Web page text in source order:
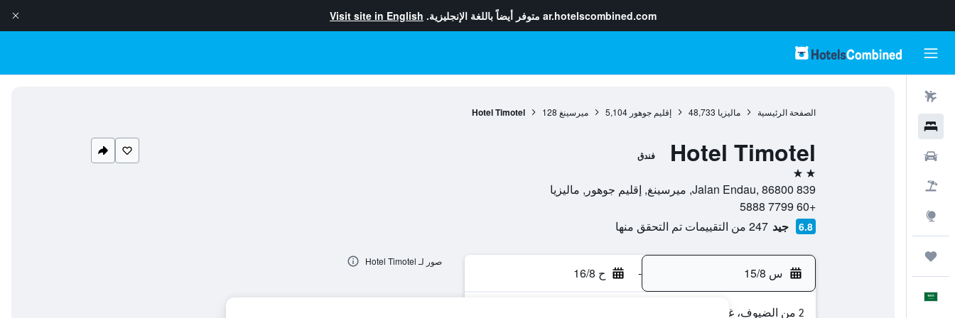
ar.hotelscombined.com متوفر أيضاً باللغة الإنجليزية. Visit site in English
الصفحة الرئيسية ماليزيا 48,733 إقليم جوهور 5,104 ميرسينغ 128
Hotel Timotel
Hotel Timotel فندق
2 نجمتين
839 Jalan Endau, 86800, ميرسينغ, إقليم جوهور, ماليزيا
+60 7799 5888
6.8 جيد 247 من التقييمات تم التحقق منها
س 15/8 - ح 16/8
2 من الضيوف، غرفة واحدة
صور لـ Hotel Timotel